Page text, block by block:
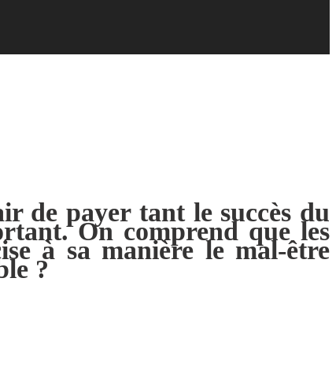
de payer tant le succès du
On comprend que les
à sa manière le mal-être
?